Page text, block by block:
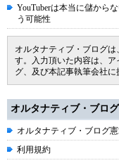
YouTuberは本当に儲から
う可能性
オルタナティブ・ブログ
す。入力頂いた内容は、
グ、及び本記事執筆会社に
オルタナティブ・ブロ
オルタナティブ・ブログ
利用規約